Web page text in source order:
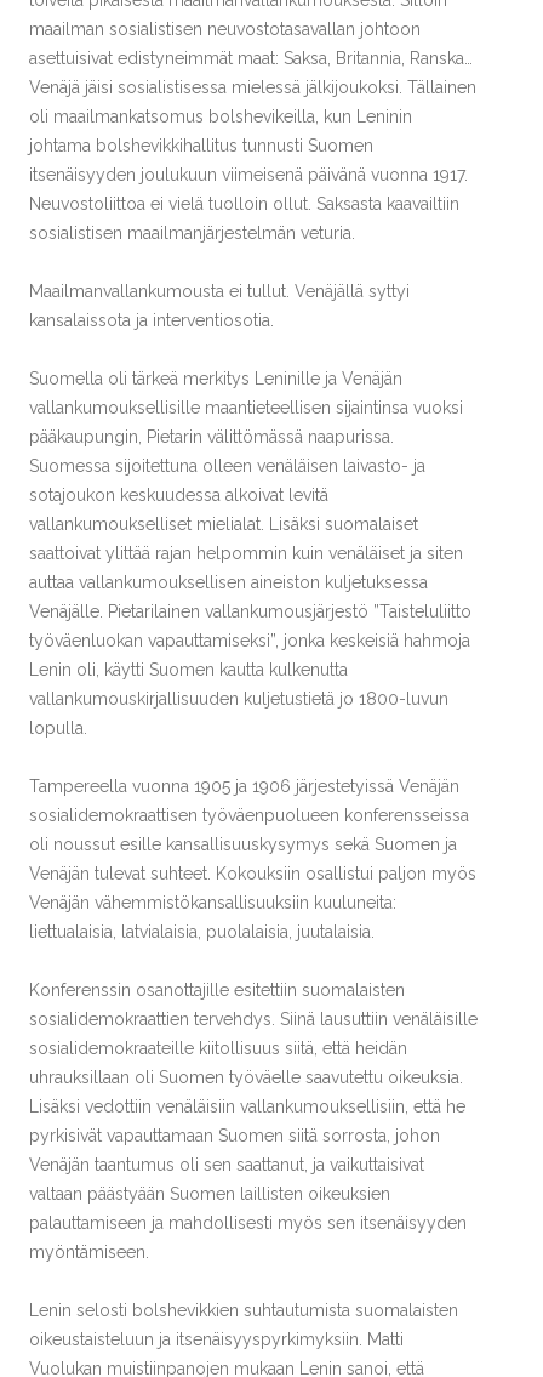
maailman sosialistisen neuvostotasavallan johtoon
asettuisivat edistyneimmät maat: Saksa, Britannia, Ranska…
Venäjä jäisi sosialistisessa mielessä jälkijoukoksi. Tällainen
oli maailmankatsomus bolshevikeilla, kun Leninin
johtama bolshevikkihallitus tunnusti Suomen
itsenäisyyden joulukuun viimeisenä päivänä vuonna 1917.
Neuvostoliittoa ei vielä tuolloin ollut. Saksasta kaavailtiin
sosialistisen maailmanjärjestelmän veturia.
Maailmanvallankumousta ei tullut. Venäjällä syttyi
kansalaissota ja interventiosotia.
Suomella oli tärkeä merkitys Leninille ja Venäjän
vallankumouksellisille maantieteellisen sijaintinsa vuoksi
pääkaupungin, Pietarin välittömässä naapurissa.
Suomessa sijoitettuna olleen venäläisen laivasto- ja
sotajoukon keskuudessa alkoivat levitä
vallankumoukselliset mielialat. Lisäksi suomalaiset
saattoivat ylittää rajan helpommin kuin venäläiset ja siten
auttaa vallankumouksellisen aineiston kuljetuksessa
Venäjälle. Pietarilainen vallankumousjärjestö ”Taisteluliitto
työväenluokan vapauttamiseksi”, jonka keskeisiä hahmoja
Lenin oli, käytti Suomen kautta kulkenutta
vallankumouskirjallisuuden kuljetustietä jo 1800-luvun
lopulla.
Tampereella vuonna 1905 ja 1906 järjestetyissä Venäjän
sosialidemokraattisen työväenpuolueen konferensseissa
oli noussut esille kansallisuuskysymys sekä Suomen ja
Venäjän tulevat suhteet. Kokouksiin osallistui paljon myös
Venäjän vähemmistökansallisuuksiin kuuluneita:
liettualaisia, latvialaisia, puolalaisia, juutalaisia.
Konferenssin osanottajille esitettiin suomalaisten
sosialidemokraattien tervehdys. Siinä lausuttiin venäläisille
sosialidemokraateille kiitollisuus siitä, että heidän
uhrauksillaan oli Suomen työväelle saavutettu oikeuksia.
Lisäksi vedottiin venäläisiin vallankumouksellisiin, että he
pyrkisivät vapauttamaan Suomen siitä sorrosta, johon
Venäjän taantumus oli sen saattanut, ja vaikuttaisivat
valtaan päästyään Suomen laillisten oikeuksien
palauttamiseen ja mahdollisesti myös sen itsenäisyyden
myöntämiseen.
Lenin selosti bolshevikkien suhtautumista suomalaisten
oikeustaisteluun ja itsenäisyyspyrkimyksiin. Matti
Vuolukan muistiinpanojen mukaan Lenin sanoi, että